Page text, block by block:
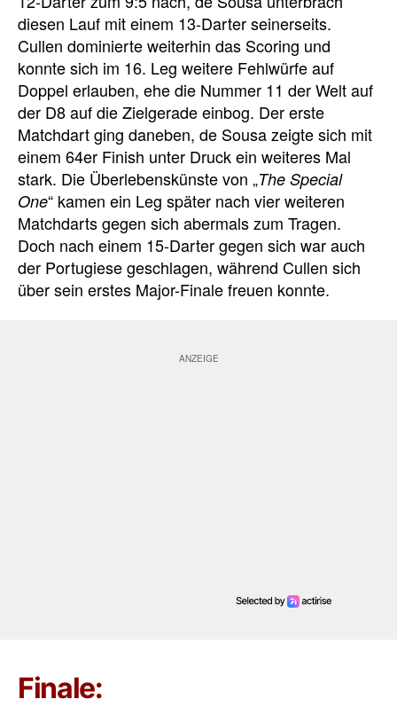
diesen Lauf mit einem 13-Darter seinerseits.
Cullen dominierte weiterhin das Scoring und
konnte sich im 16. Leg weitere Fehlwürfe auf
Doppel erlauben, ehe die Nummer 11 der Welt auf
der D8 auf die Zielgerade einbog. Der erste
Matchdart ging daneben, de Sousa zeigte sich mit
einem 64er Finish unter Druck ein weiteres Mal
stark. Die Überlebenskünste von „The Special
One“ kamen ein Leg später nach vier weiteren
Matchdarts gegen sich abermals zum Tragen.
Doch nach einem 15-Darter gegen sich war auch
der Portugiese geschlagen, während Cullen sich
über sein erstes Major-Finale freuen konnte.
Finale: